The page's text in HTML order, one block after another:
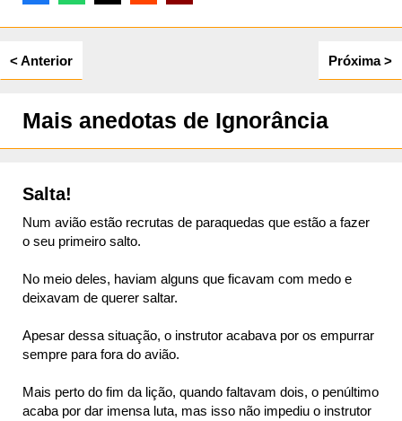
< Anterior Próxima >
Mais anedotas de Ignorância
Salta!
Num avião estão recrutas de paraquedas que estão a fazer
o seu primeiro salto.
No meio deles, haviam alguns que ficavam com medo e
deixavam de querer saltar.
Apesar dessa situação, o instrutor acabava por os empurrar
sempre para fora do avião.
Mais perto do fim da lição, quando faltavam dois, o penúltimo
acaba por dar imensa luta, mas isso não impediu o instrutor